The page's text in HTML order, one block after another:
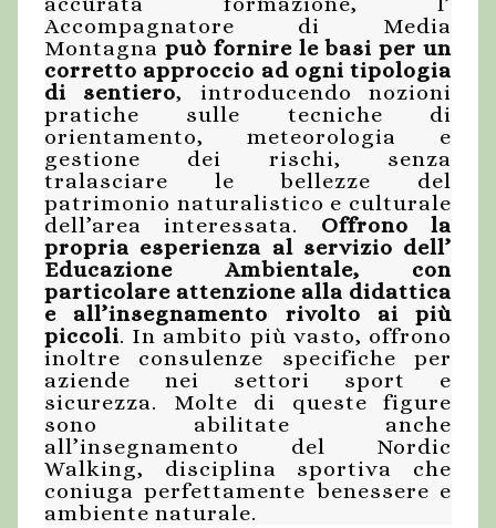
Accompagnatore di Media
Montagna può fornire le basi per un
corretto approccio ad ogni tipologia
di sentiero, introducendo nozioni
pratiche sulle tecniche di
orientamento, meteorologia e
gestione dei rischi, senza
tralasciare le bellezze del
patrimonio naturalistico e culturale
dell’area interessata. Offrono la
propria esperienza al servizio dell’
Educazione Ambientale, con
particolare attenzione alla didattica
e all’insegnamento rivolto ai più
piccoli. In ambito più vasto, offrono
inoltre consulenze specifiche per
aziende nei settori sport e
sicurezza. Molte di queste figure
sono abilitate anche
all’insegnamento del Nordic
Walking, disciplina sportiva che
coniuga perfettamente benessere e
ambiente naturale.